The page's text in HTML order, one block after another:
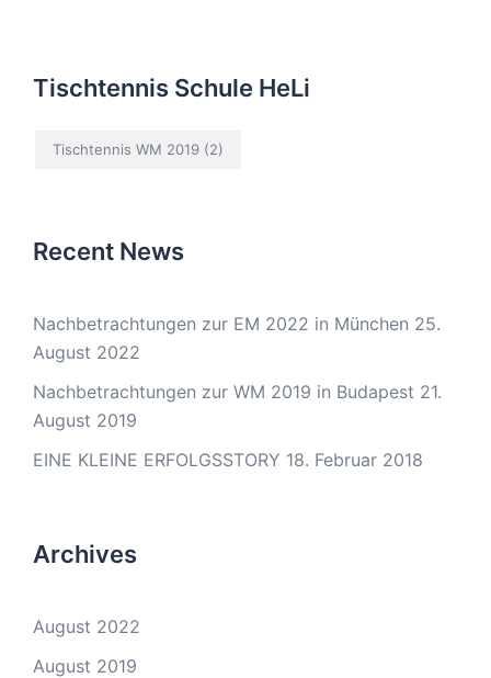
Tischtennis Schule HeLi
Tischtennis WM 2019 (2)
Recent News
Nachbetrachtungen zur EM 2022 in München 25.
August 2022
Nachbetrachtungen zur WM 2019 in Budapest 21.
August 2019
EINE KLEINE ERFOLGSSTORY 18. Februar 2018
Archives
August 2022
August 2019